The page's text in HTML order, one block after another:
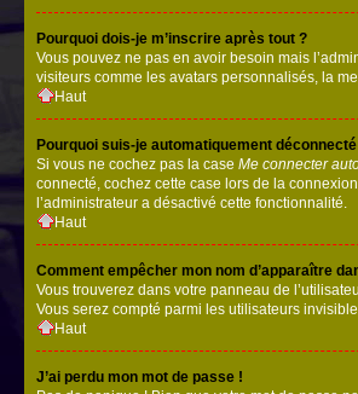
Pourquoi dois-je m’inscrire après tout ?
Vous pouvez ne pas en avoir besoin mais
visiteurs comme les avatars personnalisés, la
Haut
Pourquoi suis-je automatiquement
Si vous ne cochez pas la case Me connecter
connecté, cochez cette case lors de la
l’administrateur a désactivé cette fonctionnalité.
Haut
Comment empêcher mon nom d’apparaître
Vous trouverez dans votre panneau de
Vous serez compté parmi les utilisateurs
Haut
J’ai perdu mon mot de passe !